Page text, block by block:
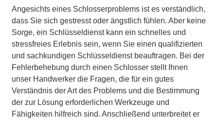
Angesichts eines Schlosserproblems ist es verständlich,
dass Sie sich gestresst oder ängstlich fühlen. Aber keine
Sorge, ein Schlüsseldienst kann ein schnelles und
stressfreies Erlebnis sein, wenn Sie einen qualifizierten
und sachkundigen Schlüsseldienst beauftragen. Bei der
Fehlerbehebung durch einen Schlosser stellt Ihnen
unser Handwerker die Fragen, die für ein gutes
Verständnis der Art des Problems und die Bestimmung
der zur Lösung erforderlichen Werkzeuge und
Fähigkeiten hilfreich sind. Anschließend unterbreitet er